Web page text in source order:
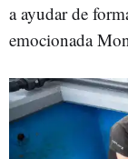
a ayudar de
emocionada